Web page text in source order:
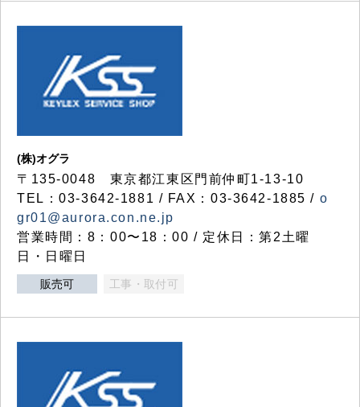
(株)オグラ
〒135-0048 東京都江東区門前仲町1-13-10
TEL：03-3642-1881 / FAX：03-3642-1885 / o
gr01@aurora.con.ne.jp
営業時間：8：00〜18：00 / 定休日：第2土曜
日・日曜日
販売可 工事・取付可